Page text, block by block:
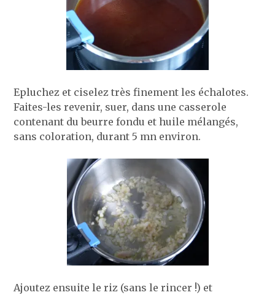
Epluchez et ciselez très finement les échalotes.
Faites-les revenir, suer, dans une casserole
contenant du beurre fondu et huile mélangés,
sans coloration, durant 5 mn environ.
Ajoutez ensuite le riz (sans le rincer !) et